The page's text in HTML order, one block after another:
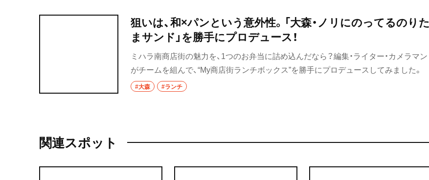
狙いは、和×パンという意外性。「大森・ノリにのってるのりた
まサンド」を勝手にプロデュース！
ミハラ南商店街の魅力を、1つのお弁当に詰め込んだなら？編集・ライター・カメラマン
がチームを組んで、“My商店街ランチボックス”を勝手にプロデュースしてみました。
#大森 #ランチ
関連スポット